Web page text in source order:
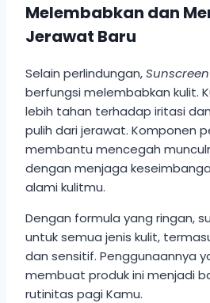
Melembabkan dan
Jerawat Baru
Selain perlindungan,
berfungsi melembabkan kulit.
lebih tahan terhadap iritasi
pulih dari jerawat. Komponen
membantu mencegah
dengan menjaga
alami kulitmu.
Dengan formula yang ringan,
untuk semua jenis kulit,
dan sensitif. Penggunaannya
membuat produk ini menjadi
rutinitas pagi Kamu.